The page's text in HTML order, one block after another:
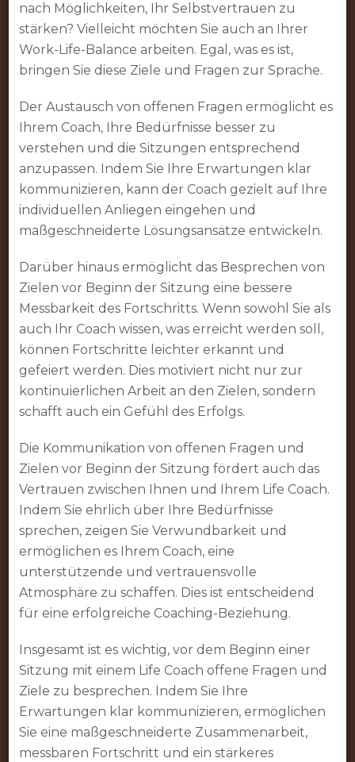
nach Möglichkeiten, Ihr Selbstvertrauen zu
stärken? Vielleicht möchten Sie auch an Ihrer
Work-Life-Balance arbeiten. Egal, was es ist,
bringen Sie diese Ziele und Fragen zur Sprache.
Der Austausch von offenen Fragen ermöglicht es
Ihrem Coach, Ihre Bedürfnisse besser zu
verstehen und die Sitzungen entsprechend
anzupassen. Indem Sie Ihre Erwartungen klar
kommunizieren, kann der Coach gezielt auf Ihre
individuellen Anliegen eingehen und
maßgeschneiderte Lösungsansätze entwickeln.
Darüber hinaus ermöglicht das Besprechen von
Zielen vor Beginn der Sitzung eine bessere
Messbarkeit des Fortschritts. Wenn sowohl Sie als
auch Ihr Coach wissen, was erreicht werden soll,
können Fortschritte leichter erkannt und
gefeiert werden. Dies motiviert nicht nur zur
kontinuierlichen Arbeit an den Zielen, sondern
schafft auch ein Gefühl des Erfolgs.
Die Kommunikation von offenen Fragen und
Zielen vor Beginn der Sitzung fördert auch das
Vertrauen zwischen Ihnen und Ihrem Life Coach.
Indem Sie ehrlich über Ihre Bedürfnisse
sprechen, zeigen Sie Verwundbarkeit und
ermöglichen es Ihrem Coach, eine
unterstützende und vertrauensvolle
Atmosphäre zu schaffen. Dies ist entscheidend
für eine erfolgreiche Coaching-Beziehung.
Insgesamt ist es wichtig, vor dem Beginn einer
Sitzung mit einem Life Coach offene Fragen und
Ziele zu besprechen. Indem Sie Ihre
Erwartungen klar kommunizieren, ermöglichen
Sie eine maßgeschneiderte Zusammenarbeit,
messbaren Fortschritt und ein stärkeres